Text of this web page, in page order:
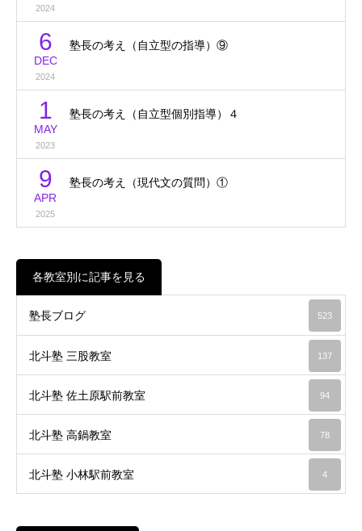
2024
6
DEC
2024
塾長の考え（自立型の指導）⑨
1
MAY
2023
塾長の考え（自立型個別指導）４
9
APR
2025
塾長の考え（現代文の質問）①
各教室別に記事を見る
塾長ブログ 523
北斗塾 三股教室 137
北斗塾 佐土原駅前教室 94
北斗塾 高鍋教室 78
北斗塾 小林駅前教室 4